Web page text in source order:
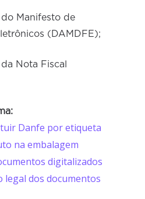
Manifesto de
(DAMDFE);
Nota Fiscal
Danfe por etiqueta
na embalagem
digitalizados
dos documentos